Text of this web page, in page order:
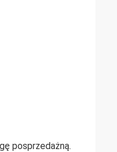
posprzedażną.